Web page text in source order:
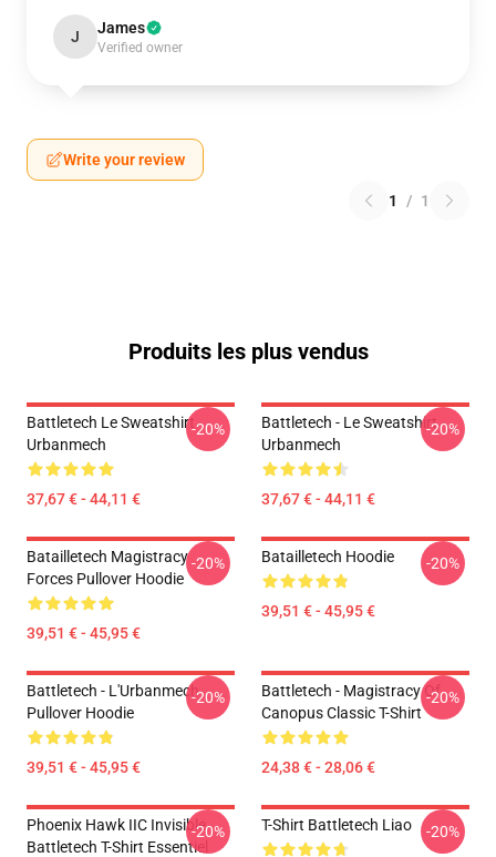
J James
Verified owner
Write your review
1 / 1
Produits les plus vendus
Battletech Le Sweatshirt
Urbanmech
37,67 € - 44,11 €
-20%
Battletech - Le Sweatshirt
Urbanmech
37,67 € - 44,11 €
-20%
Batailletech Magistracy
Forces Pullover Hoodie
39,51 € - 45,95 €
-20% Batailletech Hoodie
39,51 € - 45,95 €
-20%
Battletech - L'Urbanmech
Pullover Hoodie
39,51 € - 45,95 €
-20%
Battletech - Magistracy Of
Canopus Classic T-Shirt
24,38 € - 28,06 €
-20%
Phoenix Hawk IIC Invisible
Battletech T-Shirt Essentiel
-20% T-Shirt Battletech Liao -20%